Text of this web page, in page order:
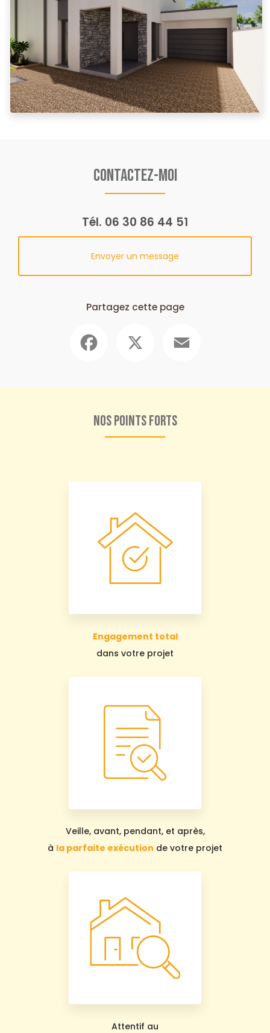
Contactez-moi
Tél. 06 30 86 44 51
Envoyer un message
Partagez cette page
Nos points forts
Engagement total
dans votre projet
Veille, avant, pendant, et après,
à la parfaite exécution de votre projet
Attentif au